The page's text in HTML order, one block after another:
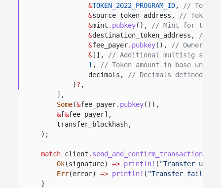
&TOKEN_2022_PROGRAM_ID,
// Token
&source_token_address,
// Token
&mint . pubkey(),
// Mint for the
&destination_token_address,
//
&fee_payer. pubkey(),
// Owner or
&[],
// Additional multisig
1 ,
// Token amount in base units.
decimals,
// Decimals defined on
)? ,
],
Some(&fee_payer. pubkey()),
&[&fee_payer],
transfer_blockhash,
);
match client . send_and_confirm_transaction
Ok(signature) => println! ( "Transfer
Err(error) => println! ( "Transfer failed
}